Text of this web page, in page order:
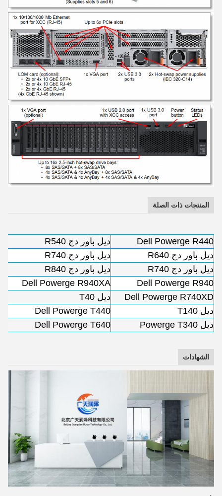
المنتجات ذات الصلة
Dell Powerge R440
ديل باور دج R540
ديل باور دج R640
ديل باور دج R740
ديل باور دج R740
ديل باور دج R840
Dell Powerge R940
Dell Powerge R940XA
Dell Powerge R740XD
ديل T40
ديل T140
Dell Powerge T440
ديل Powerge T340
Dell Powerge T640
الشهادات